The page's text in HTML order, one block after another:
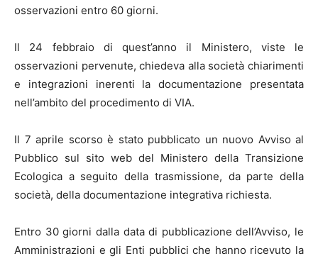
osservazioni entro 60 giorni.
Il 24 febbraio di quest’anno il Ministero, viste le
osservazioni pervenute, chiedeva alla società chiarimenti
e integrazioni inerenti la documentazione presentata
nell’ambito del procedimento di VIA.
Il 7 aprile scorso è stato pubblicato un nuovo Avviso al
Pubblico sul sito web del Ministero della Transizione
Ecologica a seguito della trasmissione, da parte della
società, della documentazione integrativa richiesta.
Entro 30 giorni dalla data di pubblicazione dell’Avviso, le
Amministrazioni e gli Enti pubblici che hanno ricevuto la